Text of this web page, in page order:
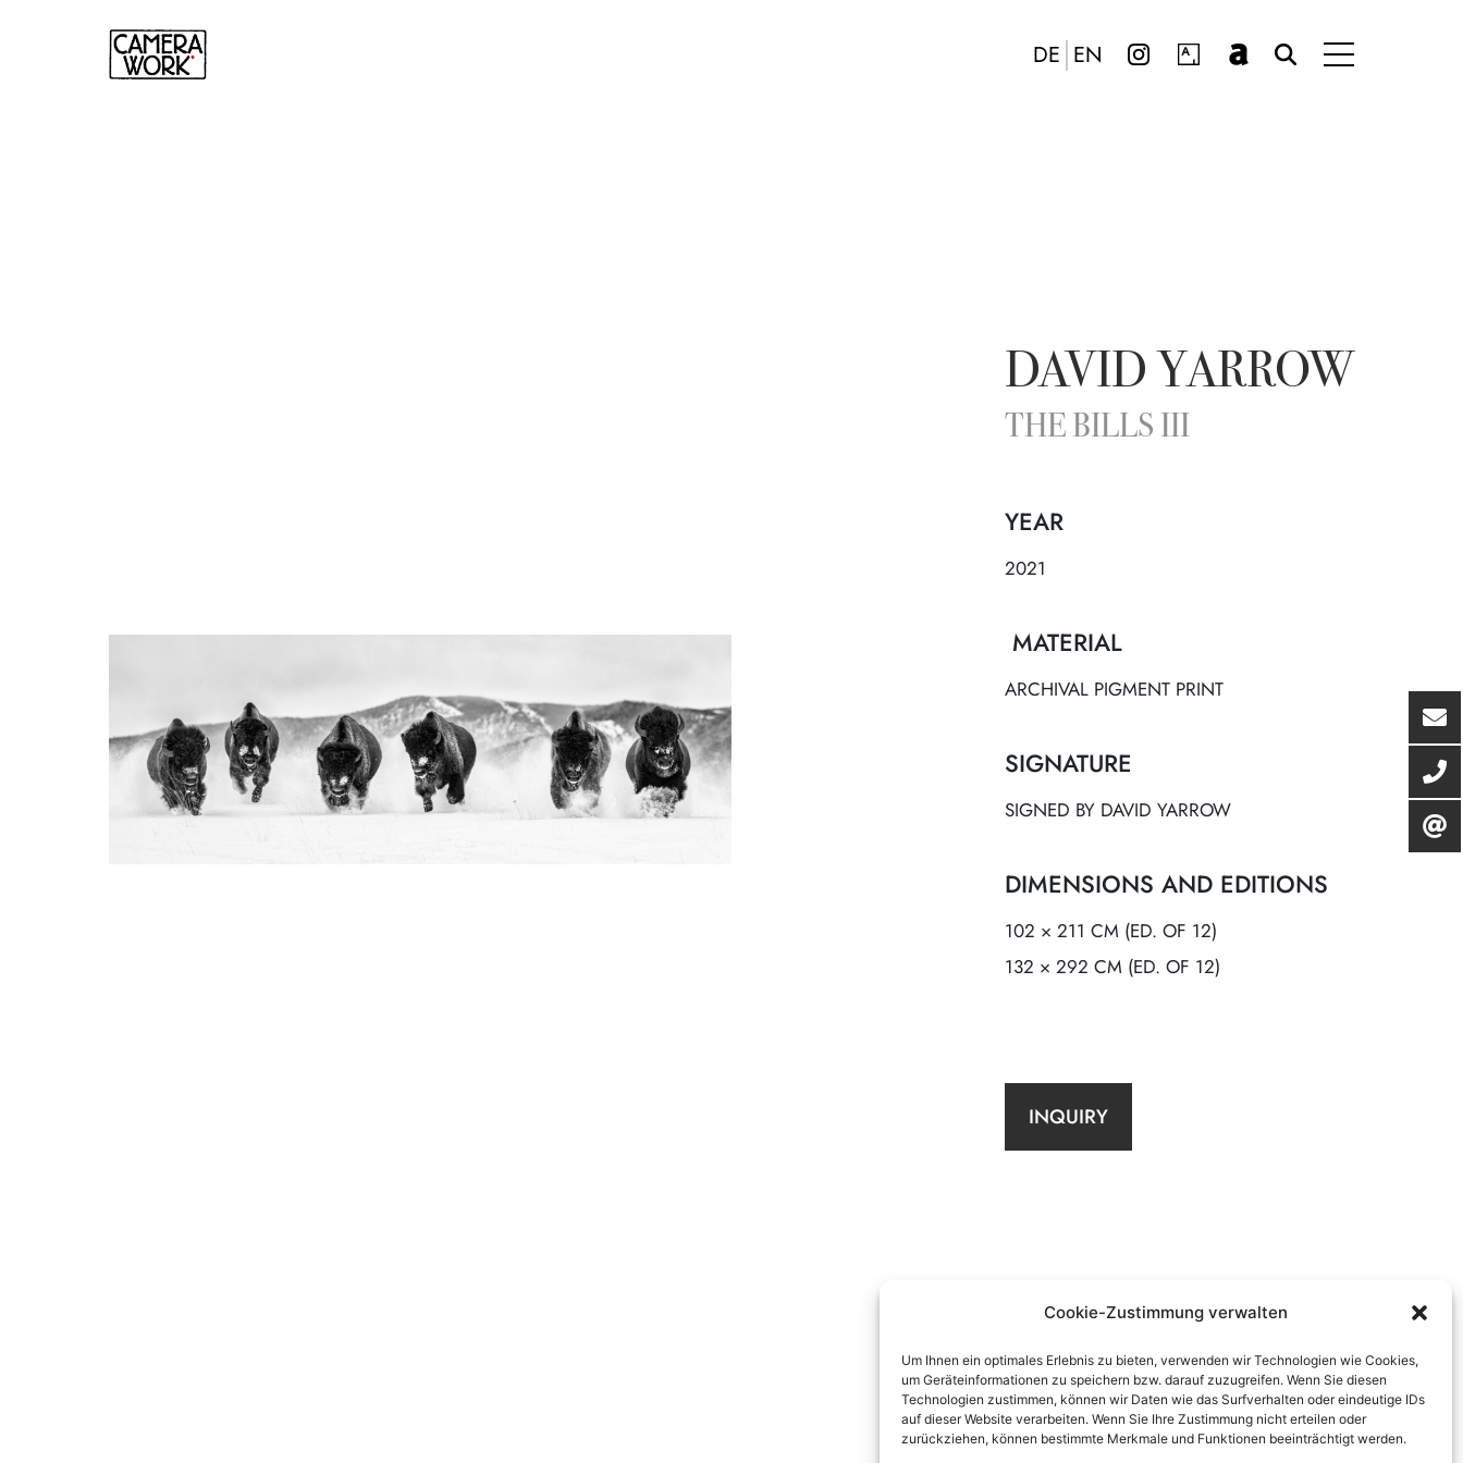
Cookie-Zustimmung verwalten
Um Ihnen ein optimales Erlebnis zu bieten, verwenden wir Technologien wie Cookies,
um Geräteinformationen zu speichern bzw. darauf zuzugreifen. Wenn Sie diesen
Technologien zustimmen, können wir Daten wie das Surfverhalten oder eindeutige IDs
auf dieser Website verarbeiten. Wenn Sie Ihre Zustimmung nicht erteilen oder
zurückziehen, können bestimmte Merkmale und Funktionen beeinträchtigt werden.
DE EN
DAVID YARROW
THE BILLS III
YEAR
2021
MATERIAL
ARCHIVAL PIGMENT PRINT
SIGNATURE
SIGNED BY DAVID YARROW
DIMENSIONS AND EDITIONS
102 × 211 CM (ED. OF 12)
132 × 292 CM (ED. OF 12)
INQUIRY